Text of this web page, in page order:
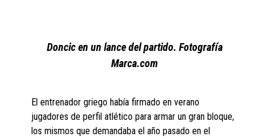
Doncic en un lance del partido. Fotografía
Marca.com
El entrenador griego había firmado en verano
jugadores de perfil atlético para armar un gran bloque,
los mismos que demandaba el año pasado en el